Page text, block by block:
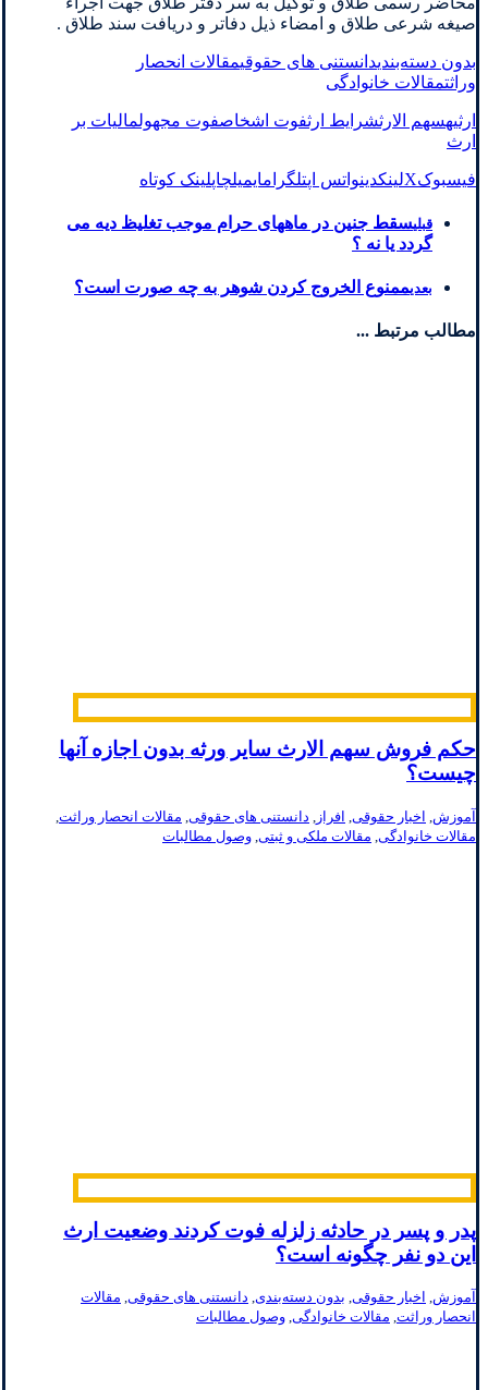
صیغه شرعی طلاق و امضاء ذیل دفاتر و دریافت سند طلاق .
بدون دسته‌بندیدانستنی های حقوقیمقالات انحصار
وراثتمقالات خانوادگی
ارثیهسهم الارثشرایط ارثفوت اشخاصفوت مجهولمالیات بر
ارث
فیسبوکXلینکدینواتس اپتلگرامایمیلچاپلینک کوتاه
قبلیسقط جنین در ماههای حرام موجب تغلیظ دیه می
گردد یا نه ؟
بعدیممنوع الخروج کردن شوهر به چه صورت است؟
مطالب مرتبط ...
حکم فروش سهم الارث سایر ورثه بدون اجازه آنها
چیست؟
آموزش, اخبار حقوقی, افراز , دانستنی های حقوقی, مقالات انحصار وراثت,
مقالات خانوادگی, مقالات ملکی و ثبتی, وصول مطالبات
پدر و پسر در حادثه زلزله فوت کردند وضعیت ارث
این دو نفر چگونه است؟
آموزش, اخبار حقوقی, بدون دسته‌بندی, دانستنی های حقوقی, مقالات
انحصار وراثت, مقالات خانوادگی, وصول مطالبات